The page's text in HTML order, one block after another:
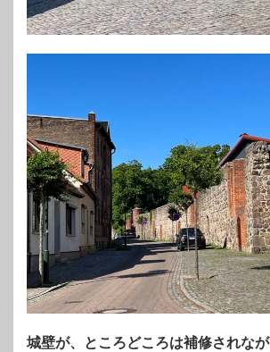
城壁が、ところどころは補修されな